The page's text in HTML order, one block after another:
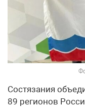
Состязания
89 регионов